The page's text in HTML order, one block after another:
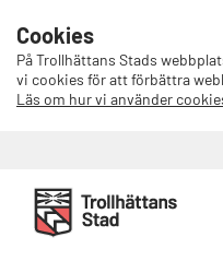
Cookies
På Trollhättans Stads
vi cookies för att förbättra
Läs om hur vi använder